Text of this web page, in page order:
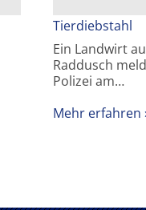
Tierdiebstahl
Ein Landwirt
Raddusch
Polizei am…
Mehr erfahren